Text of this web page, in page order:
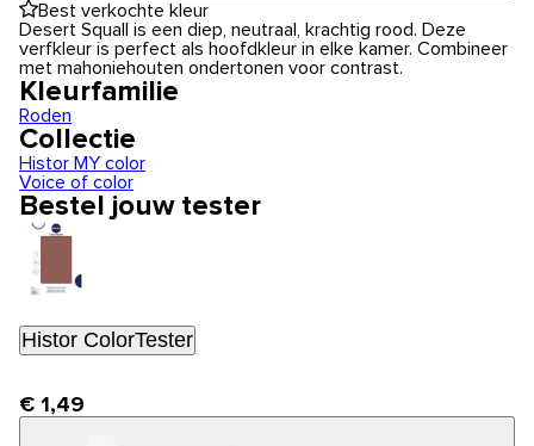
Best verkochte kleur
Desert Squall is een diep, neutraal, krachtig rood. Deze
verfkleur is perfect als hoofdkleur in elke kamer. Combineer
met mahoniehouten ondertonen voor contrast.
Kleurfamilie
Roden
Collectie
Histor MY color
Voice of color
Bestel jouw tester
Histor ColorTester
€ 1,49